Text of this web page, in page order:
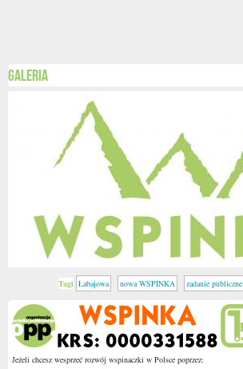
Galeria
Tagi Łabajowa nowa WSPINKA zadanie publiczne
Jeżeli chcesz wesprzeć rozwój wspinaczki w Polsce poprzez: